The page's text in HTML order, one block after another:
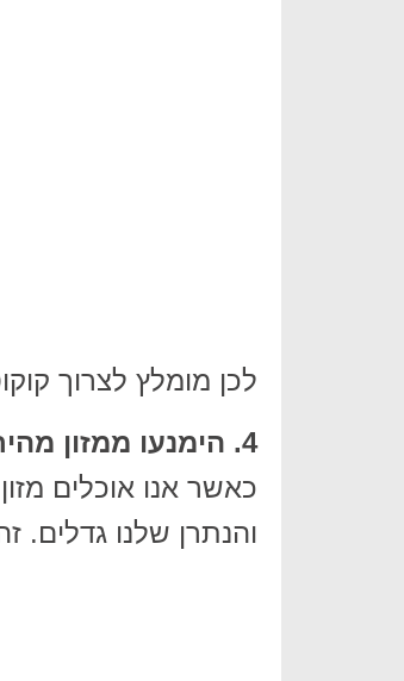
לכן מומלץ לצרוך
4. הימנעו ממזון מהיר או מעובד
כאשר אנו אוכלים
והנתרן שלנו גדלים.